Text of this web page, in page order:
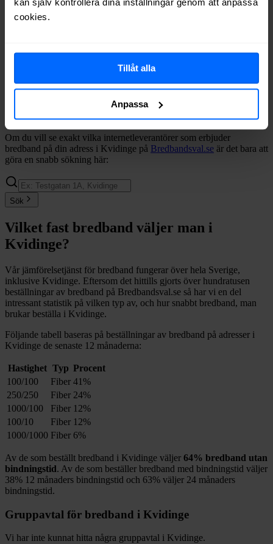
kan själv kontrollera dina inställningar genom att anpassa
cookies.
Tillåt alla
Anpassa
Tele2
Fiber
63%
Telenor
Internetport Fiber
13%
Om du vill se exakt vilka internetleverantörer som erbjuder
bredband på din adress i Kvidinge på Bredbandsval.se är det bara att
göra en snabb sökning här:
Sök
Vilket fast bredband väljer man i
Kvidinge?
Vår jämförelsetjänst för bredband fungerar över hela Sverige,
inklusive Kvidinge. Eftersom det hittills gjorts över hundratusen
beställningar av bredband på Bredbandsval.se så har vi en del
intressant statistik på vilken typ av, och hur snabbt bredband, man
brukar beställa i Kvidinge.
Följande tabell baseras på beställningar av bredband på adresser i
Kvidinge de senaste 12 månaderna:
Hastighet Typ Procent
100/100
Fiber 41%
250/250
Fiber 24%
1000/100
Fiber 12%
100/10
Fiber 12%
1000/1000 Fiber 6%
Av de som beställt bredband i Kvidinge väljer 64% bredband utan
bindningstid. Av de som beställer bredband med bindningstid väljer
38% 12 månaders bindningstid och 63% väljer 24 månaders
bindningstid.
Gruppavtal för bredband i Kvidinge
Vi har inte kunnat hitta några gruppavtal i Kvidinge.